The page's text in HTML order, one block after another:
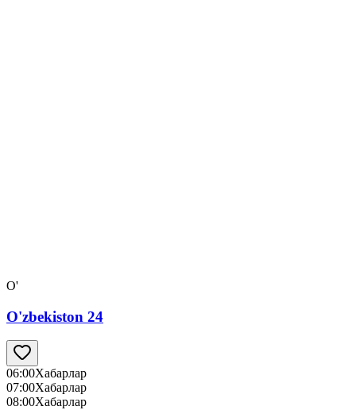
O'
O'zbekiston 24
06:00Хабарлар
07:00Хабарлар
08:00Хабарлар